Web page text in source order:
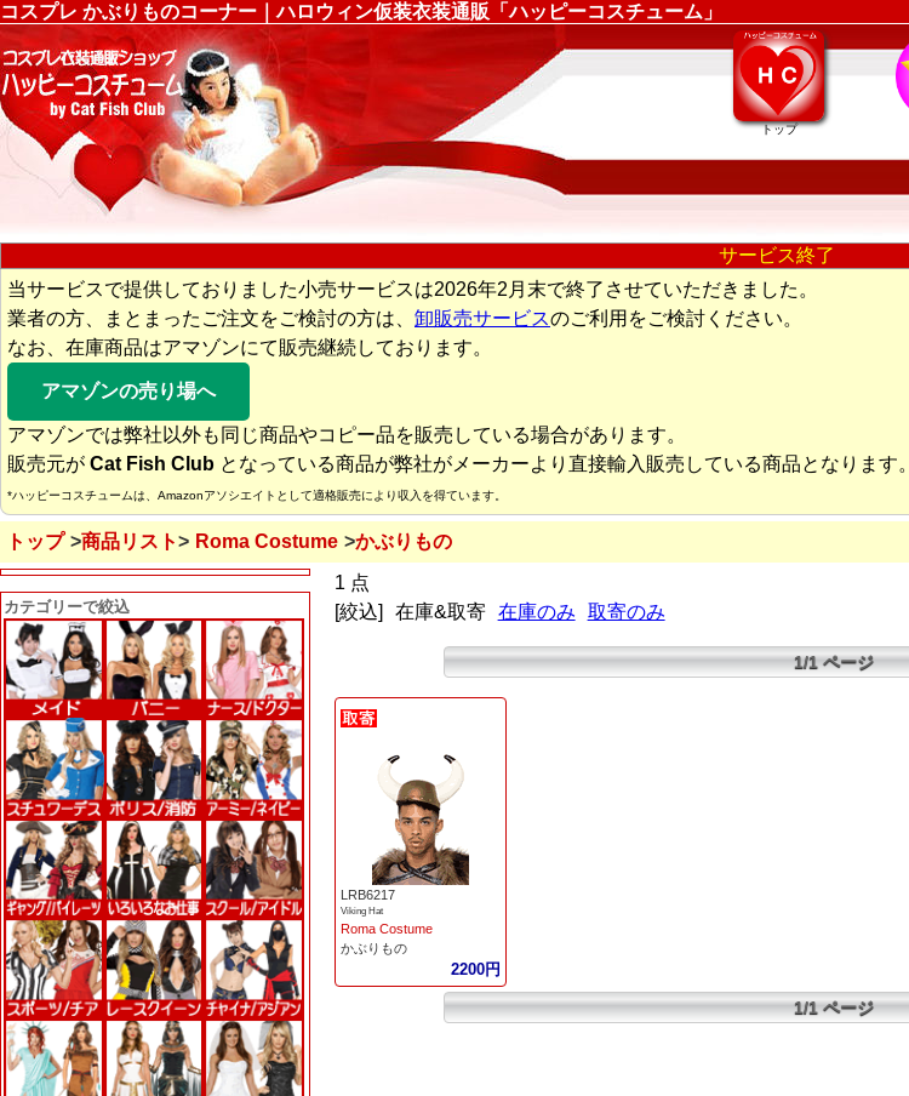
コスプレ かぶりものコーナー｜ハロウィン仮装衣装通販「ハッピーコスチューム」
トップ
サービス終了
当サービスで提供しておりました小売サービスは2026年2月末で終了させていただきました。
業者の方、まとまったご注文をご検討の方は、 卸販売サービスのご利用をご検討ください。
なお、在庫商品はアマゾンにて販売継続しております。
アマゾンの売り場へ
アマゾンでは弊社以外も同じ商品やコピー品を販売している場合があります。
販売元が Cat Fish Club となっている商品が弊社がメーカーより直接輸入販売している商品となります。
*ハッピーコスチュームは、Amazonアソシエイトとして適格販売により収入を得ています。
トップ 商品リスト Roma Costume かぶりもの
カテゴリーで絞込
1 点
[絞込]
在庫&取寄 在庫のみ 取寄のみ
1/1 ページ
LRB6217
Viking Hat
Roma Costume
かぶりもの
2200円
1/1 ページ